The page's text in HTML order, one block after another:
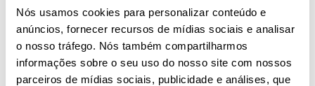
Nós usamos cookies para personalizar conteúdo e
anúncios, fornecer recursos de mídias sociais e analisar
o nosso tráfego. Nós também compartilharmos
informações sobre o seu uso do nosso site com nossos
parceiros de mídias sociais, publicidade e análises, que
Se você está procurando:
Uma bike de carbono para Cross Country;
Uma MTB de alta performance para trilhas;
Uma mountain bike leve e eficiente;
Ou uma bike para competir no XC.